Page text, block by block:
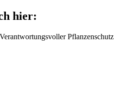
hier:
Verantwortungsvoller Pflanzenschutz